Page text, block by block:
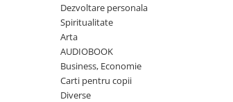
AUDIOBOOK
Business, Economie
Carti pentru copii
Dezvoltare personala
Spiritualitate
Arta
AUDIOBOOK
Business, Economie
Carti pentru copii
Diverse